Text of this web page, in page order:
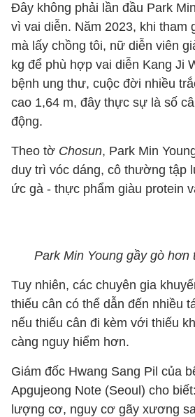
Đây không phải lần đầu Park
vì vai diễn. Năm 2023, khi tham
mà lấy chồng tôi, nữ diễn viên
kg để phù hợp vai diễn Kang Ji
bệnh ung thư, cuộc đời nhiều
cao 1,64 m, đây thực sự là số
động.
Theo tờ Chosun, Park Min
duy trì vóc dáng, cô thường tập
ức gà - thực phẩm giàu protein
Park Min Young gầy gò hơn
Tuy nhiên, các chuyên gia
thiếu cân có thể dẫn đến nhiều
nếu thiếu cân đi kèm với thiếu
càng nguy hiểm hơn.
Giám đốc Hwang Sang Pil của
Apgujeong Note (Seoul) cho
lượng cơ, nguy cơ gãy xương